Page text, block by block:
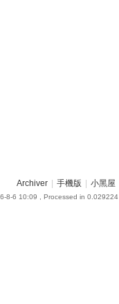
Archiver 手機版 小黑屋
8-6 10:09 , Processed in